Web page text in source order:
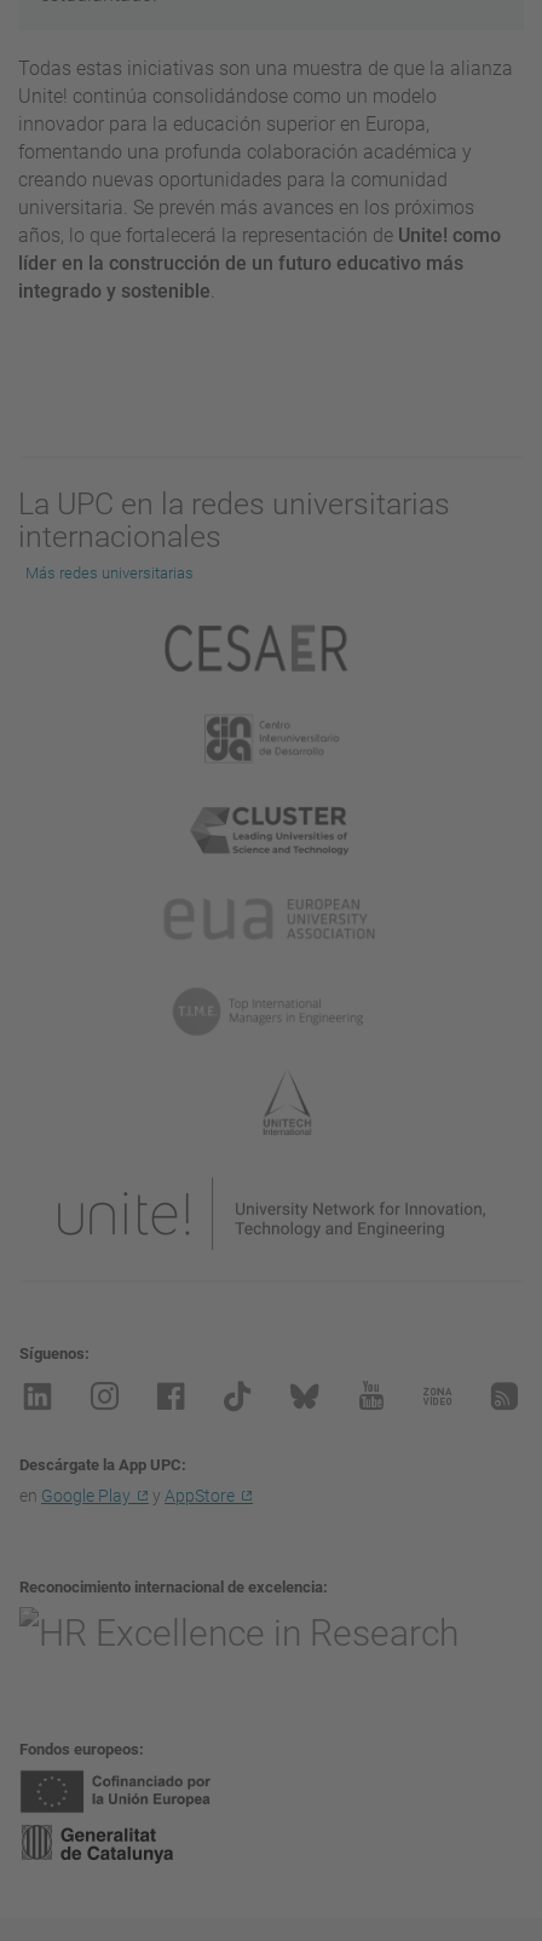
Todas estas iniciativas son una muestra de que la alianza
Unite! continúa consolidándose como un modelo
innovador para la educación superior en Europa,
fomentando una profunda colaboración académica y
creando nuevas oportunidades para la comunidad
universitaria. Se prevén más avances en los próximos
años, lo que fortalecerá la representación de Unite! como
líder en la construcción de un futuro educativo más
integrado y sostenible
La UPC en la redes universitarias
internacionales
Más redes universitarias
Síguenos
Descárgate la App UPC
en Google Play y AppStore
Reconocimiento internacional de excelencia
Fondos europeos